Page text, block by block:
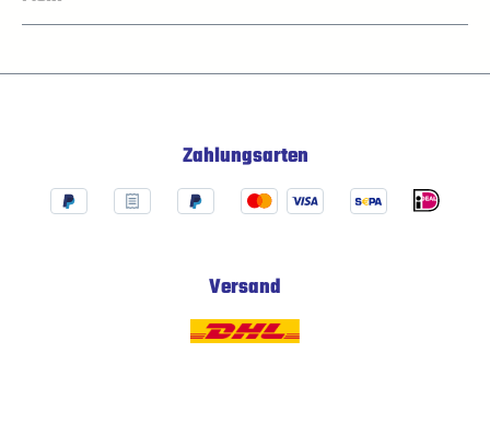
Zahlungsarten
Versand